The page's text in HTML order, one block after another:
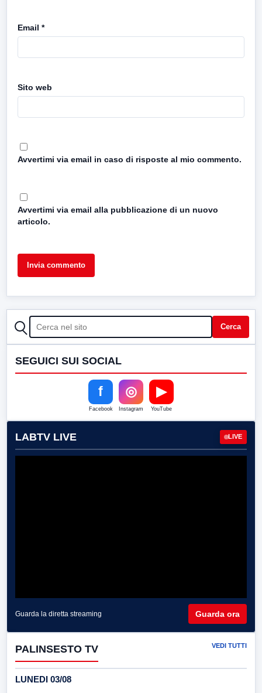
Email *
Sito web
Avvertimi via email in caso di risposte al mio commento.
Avvertimi via email alla pubblicazione di un nuovo
articolo.
CERCA Cerca
SEGUICI SUI SOCIAL
f
Facebook
◎
Instagram
▶
YouTube
LABTV LIVE LIVE
Guarda la diretta streaming Guarda ora
PALINSESTO TV VEDI TUTTI
LUNEDI 03/08